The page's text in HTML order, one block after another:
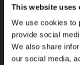
This website uses
We use cookies to
provide social
We also share
our social media,
Este contenido es